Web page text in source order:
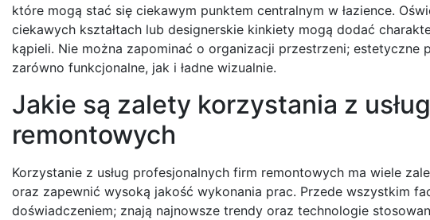
które mogą stać się ciekawym punktem centralnym w łazience.
ciekawych kształtach lub designerskie kinkiety mogą dodać
kąpieli. Nie można zapominać o organizacji przestrzeni;
zarówno funkcjonalne, jak i ładne wizualnie.
Jakie są zalety korzystania z
remontowych
Korzystanie z usług profesjonalnych firm remontowych ma wiele
oraz zapewnić wysoką jakość wykonania prac. Przede wszystkim
doświadczeniem; znają najnowsze trendy oraz technologie